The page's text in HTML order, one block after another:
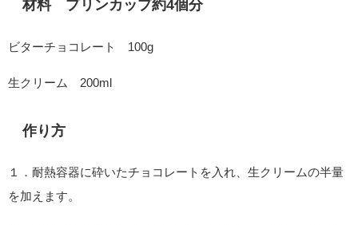
材料 プリンカップ約4個分
ビターチョコレート 100g
生クリーム 200ml
作り方
１．耐熱容器に砕いたチョコレートを入れ、生クリームの半量
を加えます。